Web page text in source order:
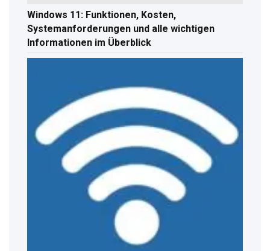
Windows 11: Funktionen, Kosten,
Systemanforderungen und alle wichtigen
Informationen im Überblick